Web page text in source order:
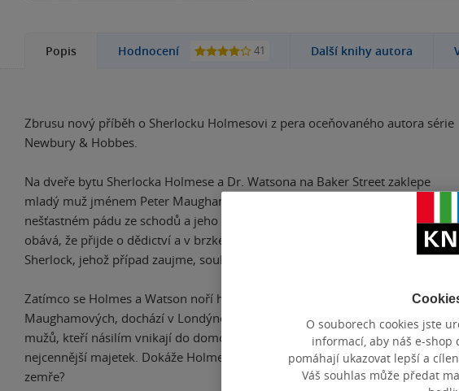
Popis Hodnocení 41 Další knihy autora
Zbrusu nový příběh o Sherlocku Holmesovi z pera oceňovaného autora série
Newbury & Hobbes.
Na dveře bytu Sherlocka Holmese a Dr. Watsona na Baker Street zaklepe
mladý muž jménem Peter Maugham. Maughamův strýc nedávno zemřel po
nešťastném pádu ze schodů a jeho závěť se vytratila. Maugham se proto
obává, že přijde o dědictví a v brzké době se ocitne zcela bez prostředků.
Sherlock, jehož případ zaujme, souhlasí, že si ho vezme na starosti.
Zatímco se Holmes a Watson noří hluboko do kalné minulosti rodiny
Maughamových, dochází v Londýně k sérii vloupání tajuplných železných
mužů, kteří násilím vnikají do domovů bohaté smetánky a odnášejí si jejich
nejcennější majetek. Dokáže Holmes vyřešit oba případy dříve, než někdo
zemře?
O souborech cookies jste
informací, aby náš e-shop
pomáhají ukazovat lepší a
Váš souhlas může předat